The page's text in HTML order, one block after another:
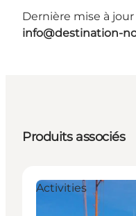
Dernière mise à jour
info@destination-
Produits associés
Activities